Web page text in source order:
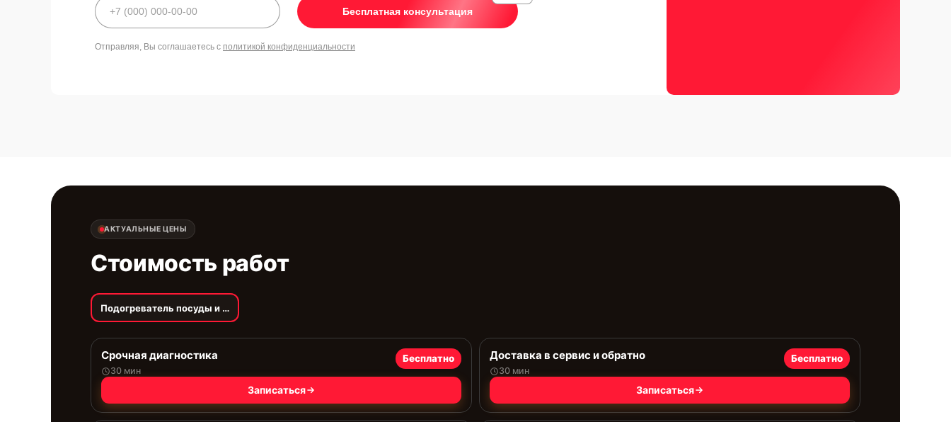
Бесплатная консультация
Отправляя, Вы соглашаетесь с политикой конфиденциальности
АКТУАЛЬНЫЕ ЦЕНЫ
Стоимость работ
Подогреватель посуды и пищи
Срочная диагностика
30 мин
Бесплатно
Записаться
Доставка в сервис и обратно
30 мин
Бесплатно
Записаться